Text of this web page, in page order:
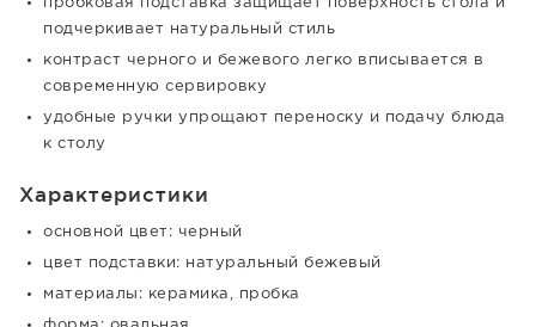
пробковая подставка защищает поверхность стола и
подчеркивает натуральный стиль
контраст черного и бежевого легко вписывается в
современную сервировку
удобные ручки упрощают переноску и подачу блюда
к столу
Характеристики
основной цвет: черный
цвет подставки: натуральный бежевый
материалы: керамика, пробка